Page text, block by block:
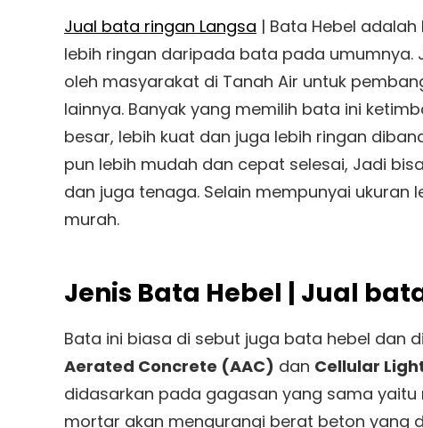
Jual bata ringan Langsa | Bata Hebel
lebih ringan daripada bata pada
oleh masyarakat di Tanah Air untuk
lainnya. Banyak yang memilih bata ini
besar, lebih kuat dan juga lebih ringan
pun lebih mudah dan cepat selesai, Jadi
dan juga tenaga. Selain mempunyai ukuran
murah.
Jenis Bata Hebel | Jual
Bata ini biasa di sebut juga bata hebel dan
Aerated Concrete (AAC) dan Cellular
didasarkan pada gagasan yang sama
mortar akan mengurangi berat beton yang